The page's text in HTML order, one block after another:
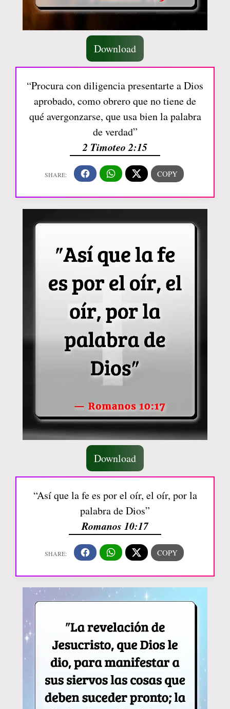
Download
“Procura con diligencia presentarte a Dios
aprobado, como obrero que no tiene de
qué avergonzarse, que usa bien la palabra
de verdad”
2 Timoteo 2:15
Download
“Así que la fe es por el oír, el oír, por la
palabra de Dios”
Romanos 10:17